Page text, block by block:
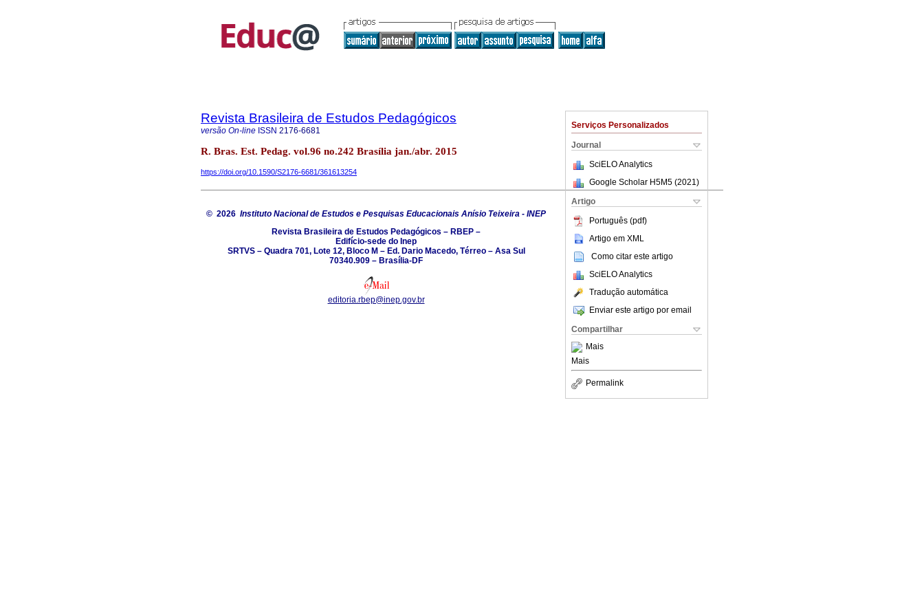
Serviços Personalizados
Journal
SciELO Analytics
Google Scholar H5M5 (2021 )
Artigo
Português (pdf)
Artigo em XML
Como citar este artigo
SciELO Analytics
Tradução automática
Enviar este artigo por email
Compartilhar
Mais
Mais
Permalink
Revista Brasileira de Estudos Pedagógicos
versão On-line ISSN 2176-6681
R. Bras. Est. Pedag. vol.96 no.242 Brasília jan./abr. 2015
https://doi.org/10.1590/S2176-6681/361613254
© 2026 Instituto Nacional de Estudos e Pesquisas Educacionais Anísio Teixeira - INEP
Revista Brasileira de Estudos Pedagógicos – RBEP –
Edifício-sede do Inep
SRTVS – Quadra 701, Lote 12, Bloco M – Ed. Dario Macedo, Térreo – Asa Sul
70340.909 – Brasília-DF
editoria.rbep@inep.gov.br